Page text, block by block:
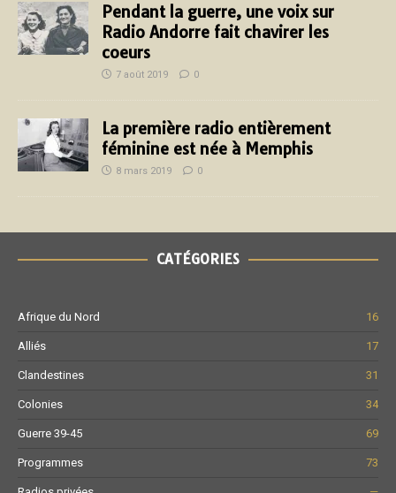
Pendant la guerre, une voix sur
Radio Andorre fait chavirer les
coeurs
7 août 2019 0
La première radio entièrement
féminine est née à Memphis
8 mars 2019 0
CATÉGORIES
Afrique du Nord 16
Alliés 17
Clandestines 31
Colonies 34
Guerre 39-45 69
Programmes 73